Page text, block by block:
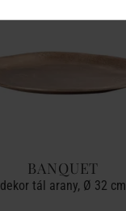
BANQUET
dekor tál arany, Ø 32 cm